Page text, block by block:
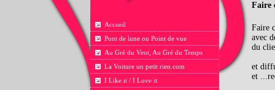
Accueil
Pont de lune ou Point de vue
Au Gré du Vent, Au Gré du Temps
La Voiture un petit rien.com
I Like it / I Love it
Faire
Faire
avec
du
et
et